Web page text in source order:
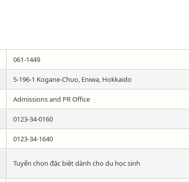
061-1449
5-196-1 Kogane-Chuo, Eniwa, Hokkaido
Admissions and PR Office
0123-34-0160
0123-34-1640
Tuyển chọn đặc biệt dành cho du học sinh